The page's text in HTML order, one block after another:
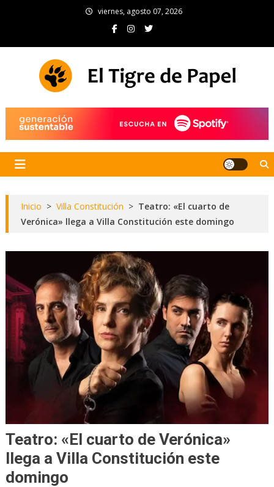
viernes, agosto 07, 2026
Inicio > Villa Constitución > Teatro: «El cuarto de
Verónica» llega a Villa Constitución este domingo
Teatro: «El cuarto de Verónica»
llega a Villa Constitución este
domingo